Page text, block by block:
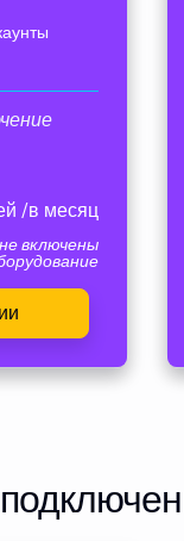
/в месяц
включены